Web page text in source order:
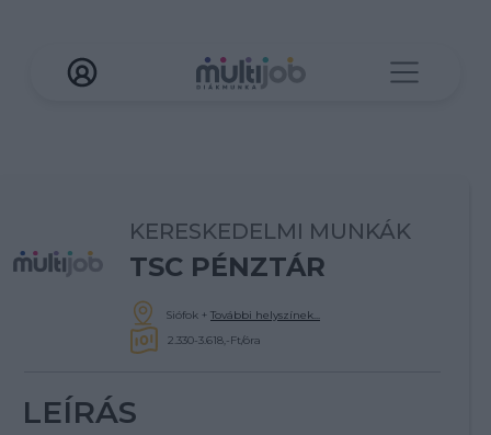
KERESKEDELMI MUNKÁK
TSC PÉNZTÁR
Siófok + További helyszínek...
2.330-3.618,-Ft/óra
LEÍRÁS